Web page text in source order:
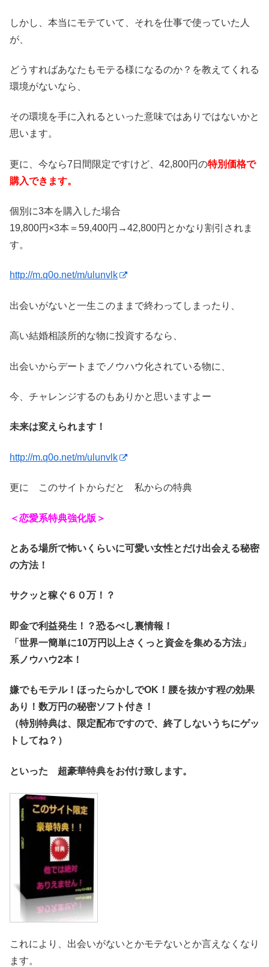
しかし、本当にモテていて、それを仕事で使っていた人
が、
どうすればあなたもモテる様になるのか？を教えてくれる
環境がないなら、
その環境を手に入れるといった意味ではありではないかと
思います。
更に、今なら7日間限定ですけど、42,800円の特別価格で
購入できます。
個別に3本を購入した場合
19,800円×3本＝59,400円→42,800円とかなり割引されま
す。
http://m.q0o.net/m/ulunvlk
出会いがないと一生このままで終わってしまったり、
高い結婚相談所的な物に投資するなら、
出会いからデートまでノウハウ化されている物に、
今、チャレンジするのもありかと思いますよー
未来は変えられます！
http://m.q0o.net/m/ulunvlk
更に このサイトからだと 私からの特典
＜恋愛系特典強化版＞
とある場所で怖いくらいに可愛い女性とだけ出会える秘密
の方法！
サクッと稼ぐ６０万！？
即金で利益発生！？恐るべし裏情報！
「世界一簡単に10万円以上さくっと資金を集める方法」
系ノウハウ2本！
嫌でもモテル！ほったらかしでOK！腰を抜かす程の効果
あり！数万円の秘密ソフト付き！
（特別特典は、限定配布ですので、終了しないうちにゲッ
トしてね？）
といった 超豪華特典をお付け致します。
これにより、出会いがないとかモテないとか言えなくなり
ます。